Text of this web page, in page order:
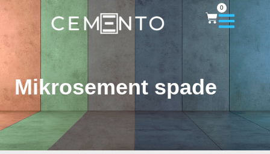
0
Mikrosement spade